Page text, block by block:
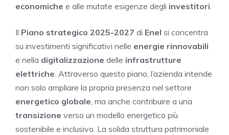
economiche e alle mutate esigenze degli investitori
Il Piano strategico 2025-2027 di Enel si concentra
su investimenti significativi nelle energie rinnovabili
e nella digitalizzazione delle infrastrutture
elettriche . Attraverso questo piano, l’azienda intende
non solo ampliare la propria presenza nel settore
energetico globale , ma anche contribuire a una
transizione verso un modello energetico più
sostenibile e inclusivo. La solida struttura patrimoniale